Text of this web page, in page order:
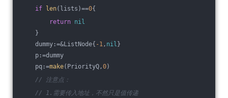
if
len(lists)==0{
return nil
}
dummy:=&ListNode{ -1, nil }
p:=dummy
pq:=make(PriorityQ,0)
// 注意点：
// 1.需要传入地址，不然只是值传递